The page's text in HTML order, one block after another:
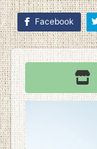
Facebook